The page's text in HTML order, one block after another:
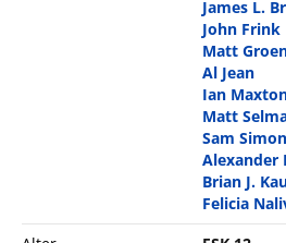
James L.
John Frink
Matt
Al Jean
Ian
Matt
Sam Simon
Alexander
Brian J.
Felicia